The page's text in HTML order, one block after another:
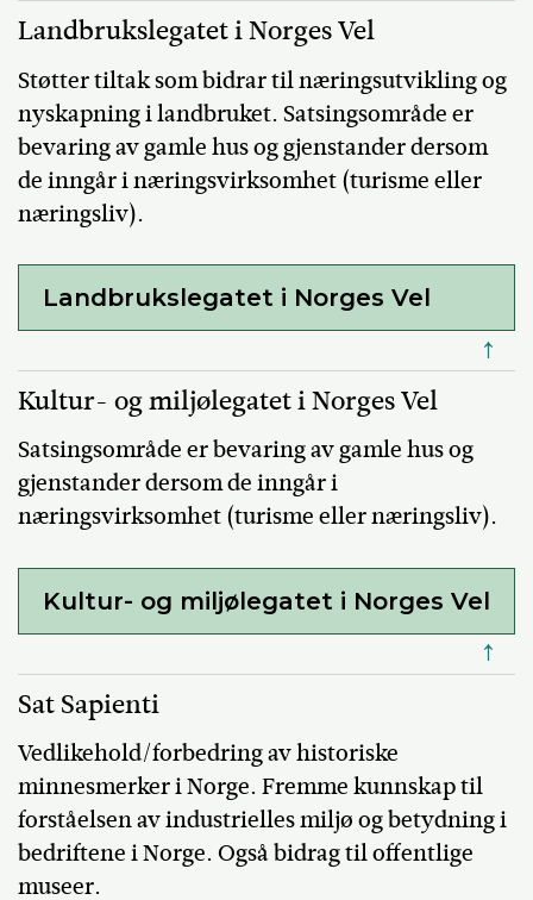
Landbrukslegatet i Norges Vel
Støtter tiltak som bidrar til næringsutvikling og
nyskapning i landbruket. Satsingsområde er
bevaring av gamle hus og gjenstander dersom
de inngår i næringsvirksomhet (turisme eller
næringsliv).
Landbrukslegatet i Norges Vel
↑
Kultur- og miljølegatet i Norges Vel
Satsingsområde er bevaring av gamle hus og
gjenstander dersom de inngår i
næringsvirksomhet (turisme eller næringsliv).
Kultur- og miljølegatet i Norges Vel
↑
Sat Sapienti
Vedlikehold/forbedring av historiske
minnesmerker i Norge. Fremme kunnskap til
forståelsen av industrielles miljø og betydning i
bedriftene i Norge. Også bidrag til offentlige
museer.